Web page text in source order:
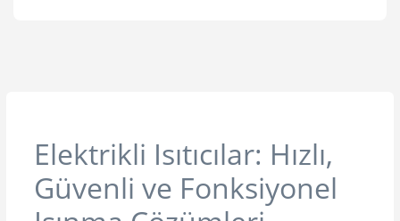
Elektrikli Isıtıcılar: Hızlı,
Güvenli ve Fonksiyonel